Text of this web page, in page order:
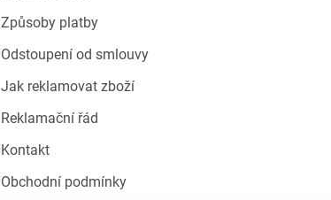
Způsoby platby
Odstoupení od smlouvy
Jak reklamovat zboží
Reklamační řád
Kontakt
Obchodní podmínky